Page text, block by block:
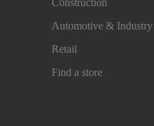
Construction
Automotive & Industry
Retail
Find a store